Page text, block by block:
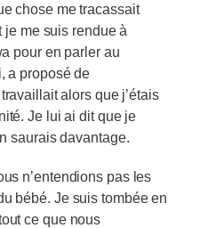
chose me tracassait
je me suis rendue à
pour en parler au
a proposé de
alors que j’étais
Je lui ai dit que je
saurais davantage.
n’entendions pas les
bébé. Je suis tombée en
ce que nous